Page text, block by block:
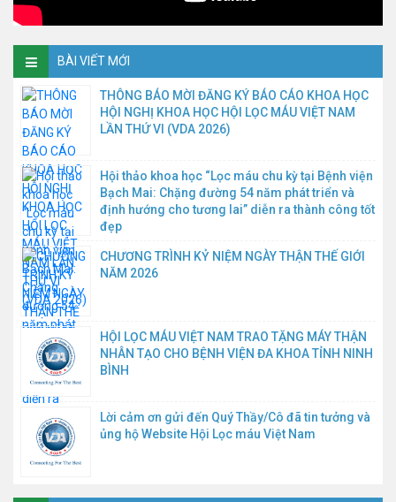
BÀI VIẾT MỚI
THÔNG BÁO MỜI ĐĂNG KÝ BÁO CÁO KHOA HỌC
HỘI NGHỊ KHOA HỌC HỘI LỌC MÁU VIỆT NAM
LẦN THỨ VI (VDA 2026)
Hội thảo khoa học “Lọc máu chu kỳ tại Bệnh viện
Bạch Mai: Chặng đường 54 năm phát triển và
định hướng cho tương lai” diễn ra thành công tốt
đẹp
CHƯƠNG TRÌNH KỶ NIỆM NGÀY THẬN THẾ GIỚI
NĂM 2026
HỘI LỌC MÁU VIỆT NAM TRAO TẶNG MÁY THẬN
NHÂN TẠO CHO BỆNH VIỆN ĐA KHOA TỈNH NINH
BÌNH
Lời cảm ơn gửi đến Quý Thầy/Cô đã tin tưởng và
ủng hộ Website Hội Lọc máu Việt Nam